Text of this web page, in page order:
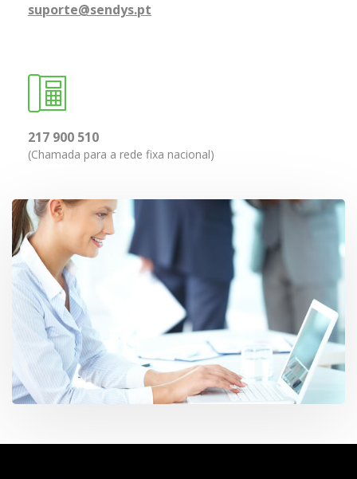
suporte@sendys.pt
217 900 510
(Chamada para a rede fixa nacional)